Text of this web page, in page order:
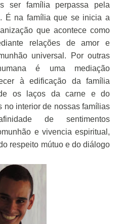
ser família perpassa pela
É na família que se inicia a
que acontece como
relações de amor e
universal. Por outras
é uma mediação
à edificação da família
os laços da carne e do
no interior de nossas famílias
de sentimentos
e vivencia espiritual,
respeito mútuo e do diálogo